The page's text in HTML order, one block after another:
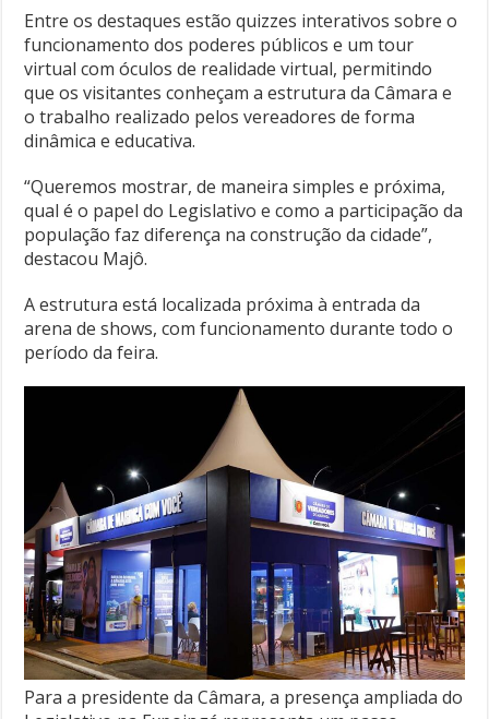
Entre os destaques estão quizzes interativos sobre o
funcionamento dos poderes públicos e um tour
virtual com óculos de realidade virtual, permitindo
que os visitantes conheçam a estrutura da Câmara e
o trabalho realizado pelos vereadores de forma
dinâmica e educativa.
“Queremos mostrar, de maneira simples e próxima,
qual é o papel do Legislativo e como a participação da
população faz diferença na construção da cidade”,
destacou Majô.
A estrutura está localizada próxima à entrada da
arena de shows, com funcionamento durante todo o
período da feira.
Para a presidente da Câmara, a presença ampliada do